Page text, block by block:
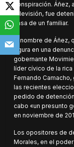
conspiración.
televisión, fue
casa de un familiar.
El nombre de
figura en una
gobernante
líder cívico de la
Fernando
las recientes
pedido de
cabo «un presunto
en noviembre de
Los opositores de
Morales, en el